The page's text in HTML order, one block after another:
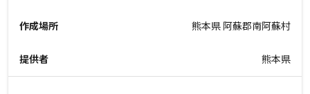
作成場所 熊本県 阿蘇郡南阿蘇村
提供者 熊本県